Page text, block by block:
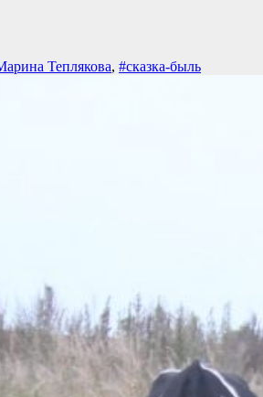
Теплякова, #сказка-быль